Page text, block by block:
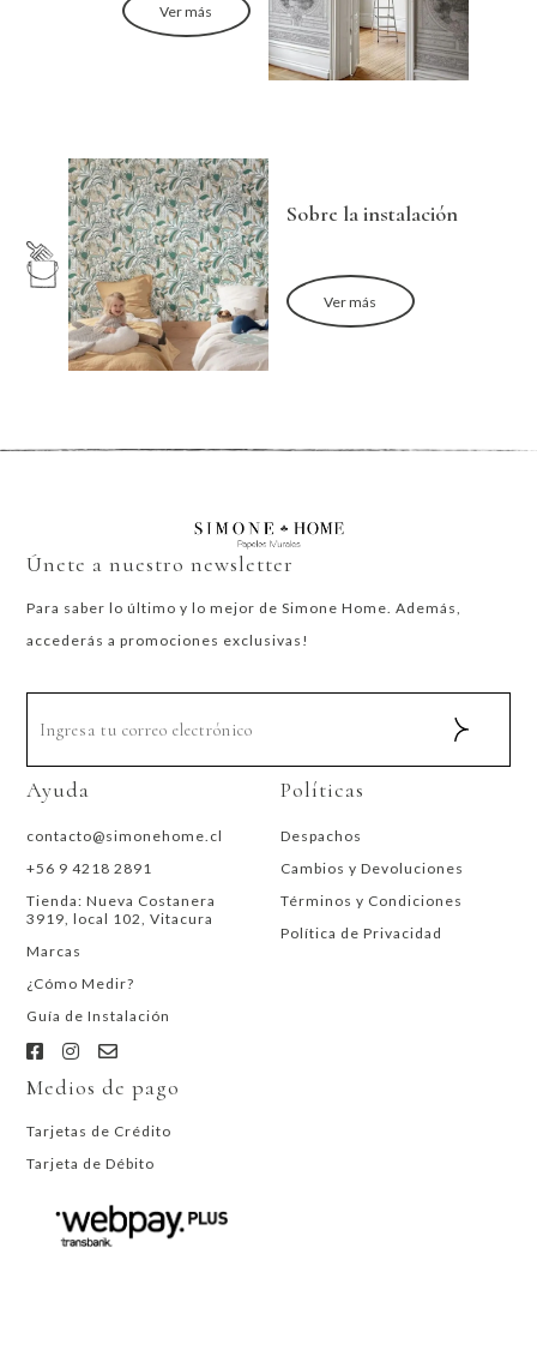
Ver más
Sobre la instalación
Ver más
Únete a nuestro newsletter
Para saber lo último y lo mejor de Simone Home. Además,
accederás a promociones exclusivas!
Ayuda
contacto@simonehome.cl
+56 9 4218 2891
Tienda: Nueva Costanera
3919, local 102, Vitacura
Marcas
¿Cómo Medir?
Guía de Instalación
Políticas
Despachos
Cambios y Devoluciones
Términos y Condiciones
Política de Privacidad
Medios de pago
Tarjetas de Crédito
Tarjeta de Débito